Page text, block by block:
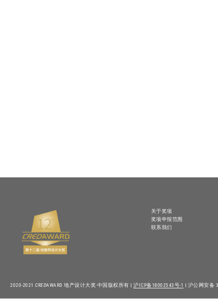
关于奖项
奖项申报范围
联系我们
2020-2021 CREDAWARD 地产设计大奖·中国版权所有 | 沪ICP备18002543号-1 | 沪公网安备